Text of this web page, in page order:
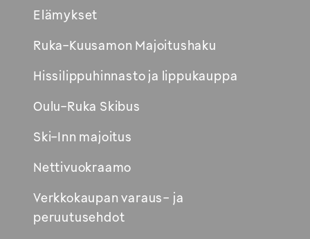
Elämykset
Ruka-Kuusamon Majoitushaku
ikkunaan
Hissilippuhinnasto ja lippukauppa
Oulu-Ruka Skibus
Ski-Inn majoitus
Nettivuokraamo
Verkkokaupan varaus- ja
peruutusehdot